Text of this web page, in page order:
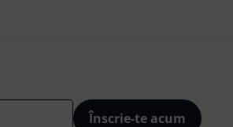
Înscrie-te acum